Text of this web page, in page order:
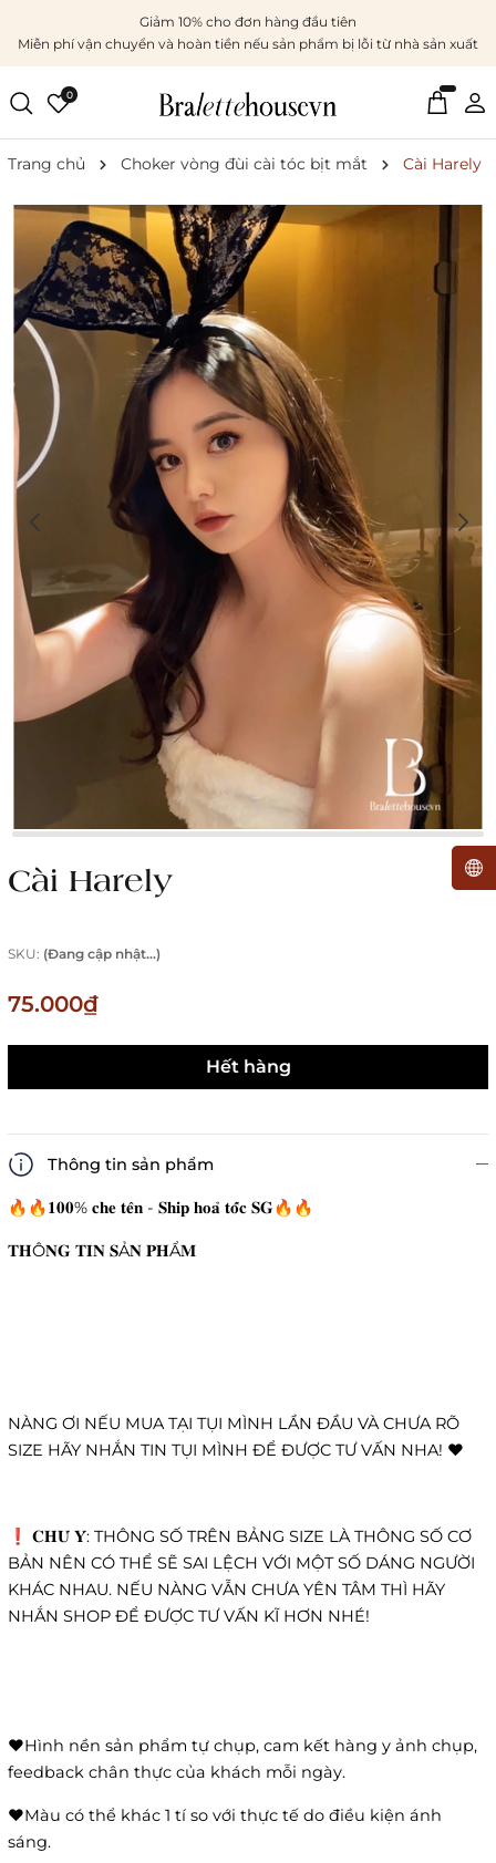
Giảm 10% cho đơn hàng đầu tiên
Miễn phí vận chuyển và hoàn tiền nếu sản phẩm bị lỗi từ nhà sản xuất
0
Trang chủ Choker vòng đùi cài tóc bịt mắt Cài Harely
Cài Harely
SKU: (Đang cập nhật...)
75.000₫
Hết hàng
Thông tin sản phẩm
🔥🔥𝟏𝟎𝟎% 𝐜𝐡𝐞 𝐭𝐞̂𝐧 - 𝐒𝐡𝐢𝐩 𝐡𝐨𝐚̉ 𝐭𝐨̂́𝐜 𝐒𝐆🔥🔥
𝐓𝐇Ô𝐍𝐆 𝐓𝐈𝐍 𝐒Ả𝐍 𝐏𝐇Ẩ𝐌
NÀNG ƠI NẾU MUA TẠI TỤI MÌNH LẦN ĐẦU VÀ CHƯA RÕ
SIZE HÃY NHẮN TIN TỤI MÌNH ĐỂ ĐƯỢC TƯ VẤN NHA! ❤️
❗️ 𝐂𝐇𝐔́ 𝐘́: THÔNG SỐ TRÊN BẢNG SIZE LÀ THÔNG SỐ CƠ
BẢN NÊN CÓ THỂ SẼ SAI LỆCH VỚI MỘT SỐ DÁNG NGƯỜI
KHÁC NHAU. NẾU NÀNG VẪN CHƯA YÊN TÂM THÌ HÃY
NHẮN SHOP ĐỂ ĐƯỢC TƯ VẤN KĨ HƠN NHÉ!
❤️Hình nền sản phẩm tự chụp, cam kết hàng y ảnh chụp,
feedback chân thực của khách mỗi ngày.
❤️Màu có thể khác 1 tí so với thực tế do điều kiện ánh
sáng.